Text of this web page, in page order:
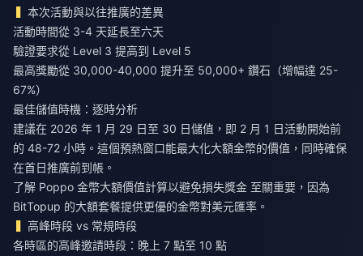
本次活動與以往推廣的差異
活動時間從 3-4 天延長至六天
驗證要求從 Level 3 提高到 Level 5
最高獎勵從 30,000-40,000 提升至 50,000+ 鑽石（增幅達 25-
67%）
最佳儲值時機：逐時分析
建議在 2026 年 1 月 29 日至 30 日儲值，即 2 月 1 日活動開始前
的 48-72 小時。這個預熱窗口能最大化大額金幣的價值，同時確保
在首日推廣前到帳。
了解 Poppo 金幣大額價值計算以避免損失獎金 至關重要，因為
BitTopup 的大額套餐提供更優的金幣對美元匯率。
高峰時段 vs 常規時段
各時區的高峰邀請時段：晚上 7 點至 10 點